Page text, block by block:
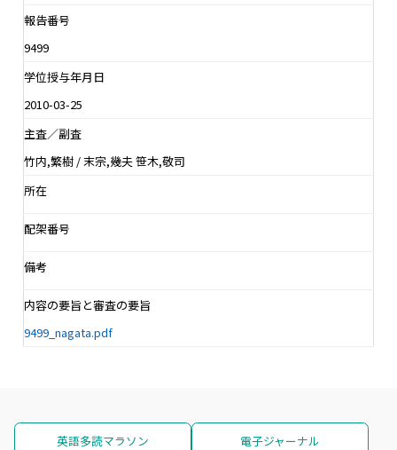
報告番号
9499
学位授与年月日
2010-03-25
主査／副査
竹内,繁樹 / 末宗,幾夫 笹木,敬司
所在
配架番号
備考
内容の要旨と審査の要旨
9499_nagata.pdf
英語多読マラソン 電子ジャーナル